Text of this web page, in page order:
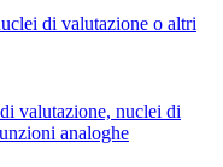
di valutazione o altri
valutazione, nuclei di
analoghe